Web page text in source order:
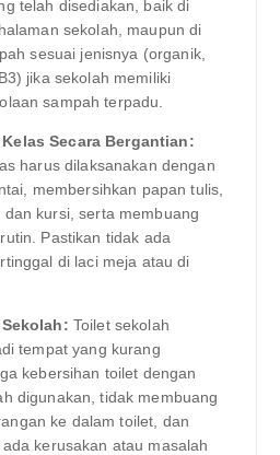
telah disediakan, baik di
sekolah, maupun di
sesuai jenisnya (organik,
jika sekolah memiliki
sampah terpadu.
Secara Bergantian:
harus dilaksanakan dengan
membersihkan papan tulis,
dan kursi, serta membuang
Pastikan tidak ada
di laci meja atau di
Toilet sekolah
tempat yang kurang
kebersihan toilet dengan
digunakan, tidak membuang
ke dalam toilet, dan
kerusakan atau masalah